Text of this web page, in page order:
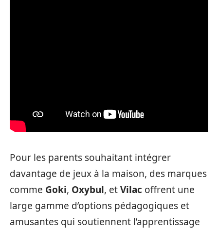
Pour les parents souhaitant intégrer
davantage de jeux à la maison, des marques
comme Goki, Oxybul, etVilac offrent une
large gamme d’options pédagogiques et
amusantes qui soutiennent l’apprentissage